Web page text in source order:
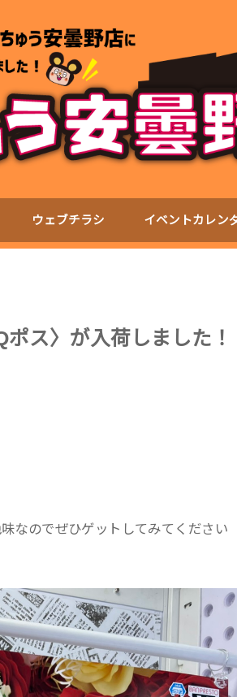
ウェブチラシ イベントカレン
ス〉が入荷しました！
なのでぜひゲットしてみてください